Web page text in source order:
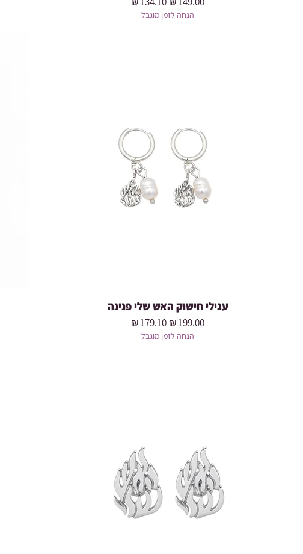
הנחה לזמן מוגבל
עגילי חישוק האש שלי פנינה
מחיר רגיל‏199.00 ‏₪ מחיר מבצע
הנחה לזמן מוגבל